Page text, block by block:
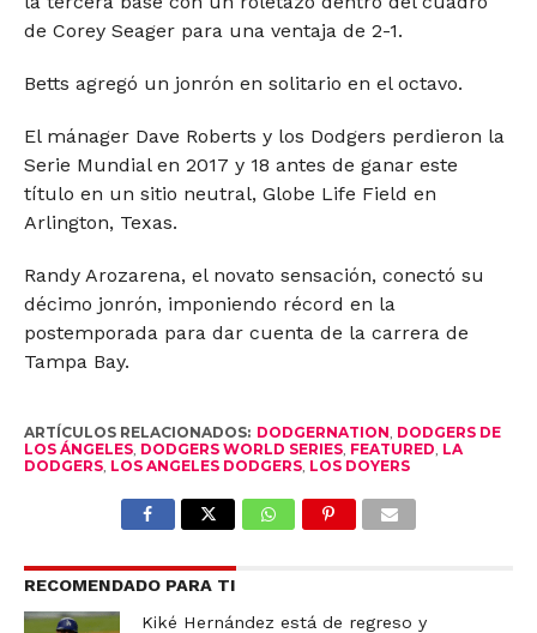
de Corey Seager para una ventaja de 2-1.
Betts agregó un jonrón en solitario en el octavo.
El mánager Dave Roberts y los Dodgers perdieron la
Serie Mundial en 2017 y 18 antes de ganar este
título en un sitio neutral, Globe Life Field en
Arlington, Texas.
Randy Arozarena, el novato sensación, conectó su
décimo jonrón, imponiendo récord en la
postemporada para dar cuenta de la carrera de
Tampa Bay.
ARTÍCULOS RELACIONADOS: DODGERNATION, DODGERS DE
LOS ÁNGELES, DODGERS WORLD SERIES, FEATURED, LA
DODGERS, LOS ANGELES DODGERS, LOS DOYERS
RECOMENDADO PARA TI
Kiké Hernández está de regreso y